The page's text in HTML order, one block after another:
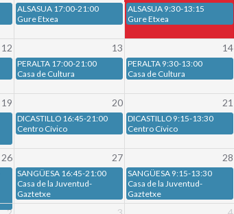
ALSASUA 17:00-21:00
Gure Etxea
ALSASUA 9:30-13:15
Gure Etxea
12 13 14
PERALTA 17:00-21:00
Casa de Cultura
PERALTA 9:30-13:00
Casa de Cultura
19 20 21
DICASTILLO 16:45-21:00
Centro Cívico
DICASTILLO 9:15-13:30
Centro Cívico
26 27 28
SANGÜESA 16:45-21:00
Casa de la Juventud-
Gaztetxe
SANGÜESA 9:15-13:30
Casa de la Juventud-
Gaztetxe